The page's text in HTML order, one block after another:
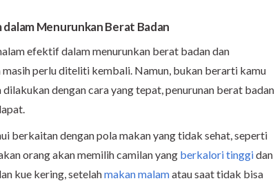
Menurunkan Berat Badan
efektif dalam menurunkan berat badan dan
perlu diteliti kembali. Namun, bukan berarti kamu
dengan cara yang tepat, penurunan berat badan
berkaitan dengan pola makan yang tidak sehat,seperti
orang akan memilih camilan yang berkalori tinggidan
kue kering, setelahmakan malamatau saat tidak bisa